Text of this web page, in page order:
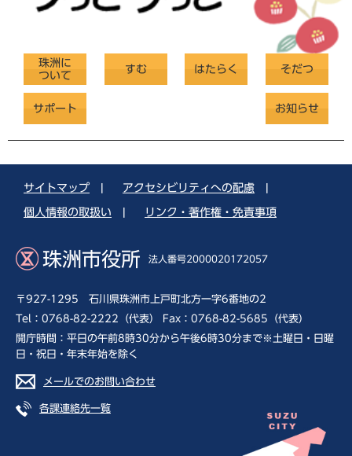
珠洲に
ついて
すむ はたらく そだつ
サポート お知らせ
サイトマップ アクセシビリティへの配慮
個人情報の取扱い リンク・著作権・免責事項
珠洲市役所 法人番号2000020172057
〒927-1295 石川県珠洲市上戸町北方一字6番地の2
Tel：0768-82-2222（代表） Fax：0768-82-5685（代表）
開庁時間：平日の午前8時30分から午後6時30分まで※土曜日・日曜
日・祝日・年末年始を除く
メールでのお問い合わせ
各課連絡先一覧